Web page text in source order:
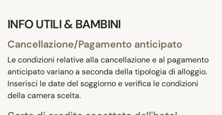
INFO UTILI & BAMBINI
Cancellazione/Pagamento anticipato
Le condizioni relative alla cancellazione e al pagamento
anticipato variano a seconda della tipologia di alloggio.
Inserisci le date del soggiorno e verifica le condizioni
della camera scelta.